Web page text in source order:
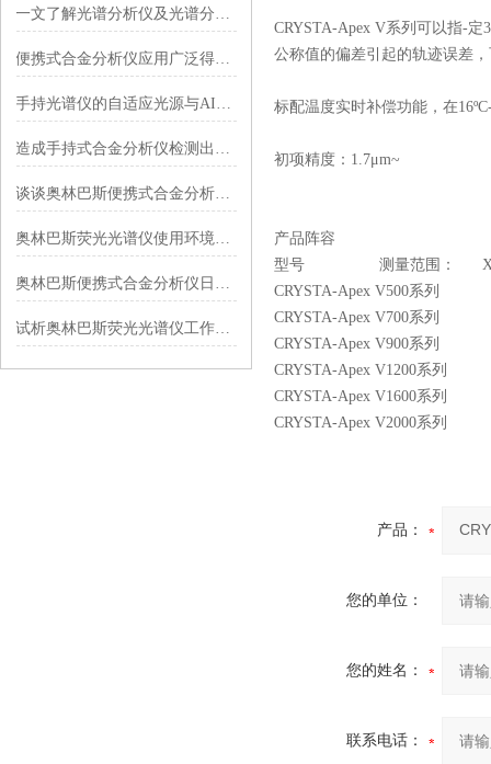
一文了解光谱分析仪及光谱分析仪种类
便携式合金分析仪应用广泛得益于这几点
手持光谱仪的自适应光源与AI背景噪声消除算法解析
造成手持式合金分析仪检测出现误差的原因有哪些？
谈谈奥林巴斯便携式合金分析仪的应用领域
奥林巴斯荧光光谱仪使用环境要满足那些要求？
奥林巴斯便携式合金分析仪日常维护指南：精准把控核心要点，保障检测稳定高效
试析奥林巴斯荧光光谱仪工作原理
CRYSTA-Apex V系列可以指-
公称值的偏差引起的轨迹误差
标配温度实时补偿功能，在
初项精度：1.7μm~
产品阵容
型号 测量范围： X轴最
CRYSTA-Apex
CRYSTA-Apex
CRYSTA-Apex
CRYSTA-Apex
CRYSTA-Apex
CRYSTA-Apex
产品：
您的单位：
您的姓名：
联系电话：